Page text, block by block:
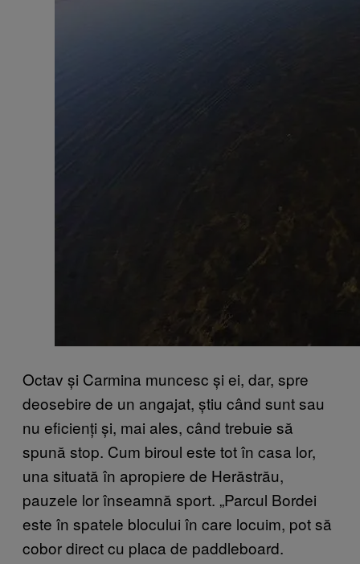
Octav și Carmina muncesc și ei, dar, spre
deosebire de un angajat, știu când sunt sau
nu eficienți și, mai ales, când trebuie să
spună stop. Cum biroul este tot în casa lor,
una situată în apropiere de Herăstrău,
pauzele lor înseamnă sport. „Parcul Bordei
este în spatele blocului în care locuim, pot să
cobor direct cu placa de paddleboard.